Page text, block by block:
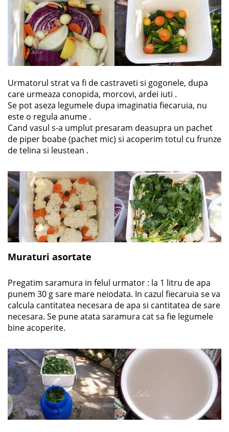
Urmatorul strat va fi de castraveti si gogonele, dupa
care urmeaza conopida, morcovi, ardei iuti .
Se pot aseza legumele dupa imaginatia fiecaruia, nu
este o regula anume .
Cand vasul s-a umplut presaram deasupra un pachet
de piper boabe (pachet mic) si acoperim totul cu frunze
de telina si leustean .
Muraturi asortate
Pregatim saramura in felul urmator : la 1 litru de apa
punem 30 g sare mare neiodata. In cazul fiecaruia se va
calcula cantitatea necesara de apa si cantitatea de sare
necesara. Se pune atata saramura cat sa fie legumele
bine acoperite.